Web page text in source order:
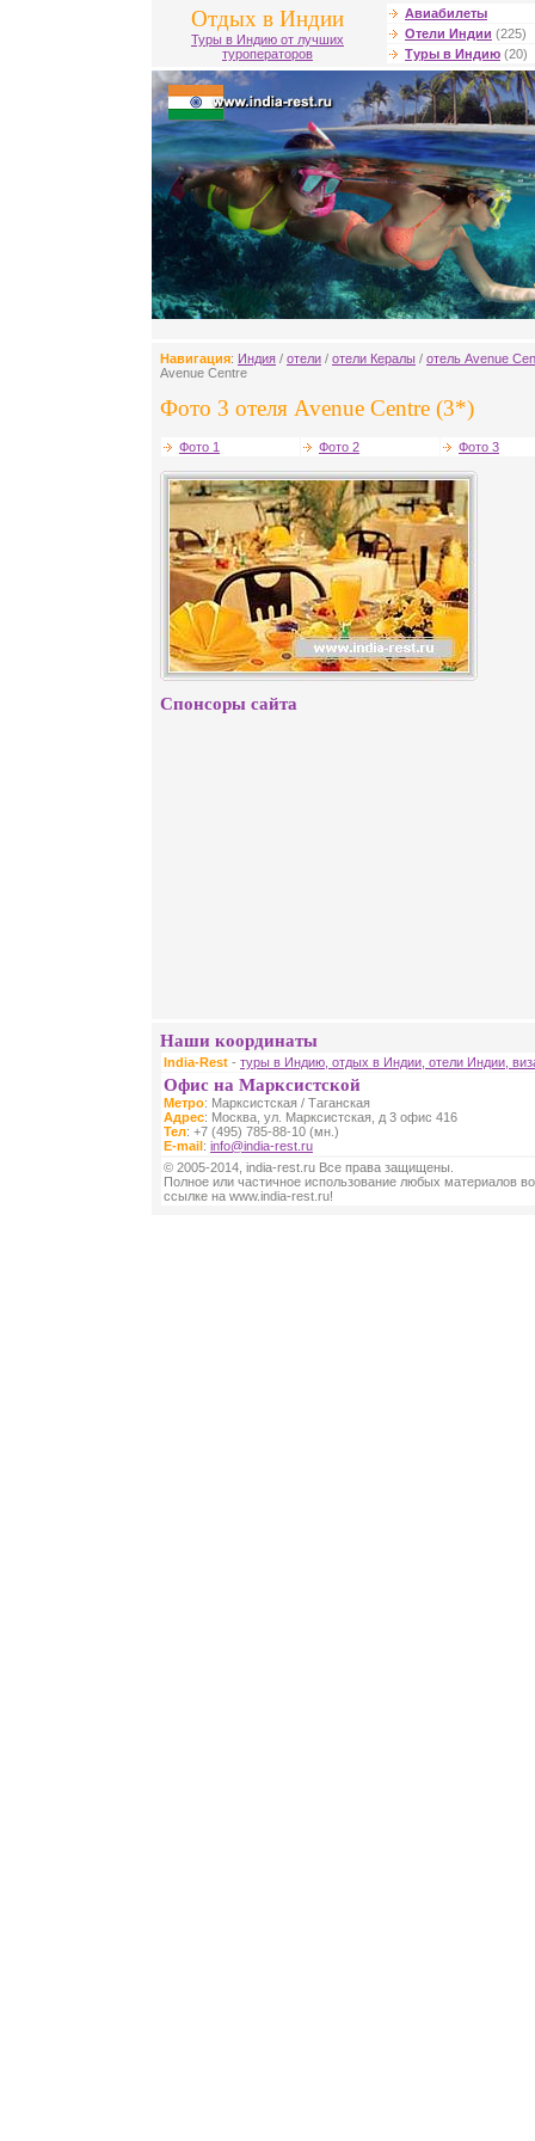
Отдых в Индии
Туры в Индию от лучших
туроператоров
Авиабилеты
Отели Индии (225)
Туры в Индию (20)
Навигация: Индия / отели / отели Кералы / отель Avenue
Avenue Centre
Фото 3 отеля Avenue Centre (3*)
Фото 1 Фото 2 Фото 3
Спонсоры сайта
Наши координаты
India-Rest - туры в Индию, отдых в Индии, отели Индии,
Офис на Марксистской
Метро: Марксистская / Таганская
Адрес: Москва, ул. Марксистская, д 3 офис 416
Тел: +7 (495) 785-88-10 (мн.)
E-mail: info@india-rest.ru
© 2005-2014, india-rest.ru Все права защищены.
Полное или частичное использование любых материалов
ссылке на www.india-rest.ru!